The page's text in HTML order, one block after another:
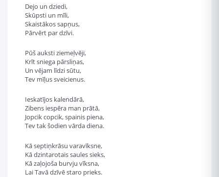
Dejo un dziedi,
Skūpsti un mīli,
Skaistākos sapņus,
Pārvērt par dzīvi.
Pūš auksti ziemeļvēji,
Krīt sniega pārsliņas,
Un vējam līdzi sūtu,
Tev mīļus sveicienus.
Ieskatījos kalendārā,
Zibens iespēra man prātā,
Jopcik copcik, spainis piena,
Tev tak šodien vārda diena.
Kā septiņkrāsu varavīksne,
Kā dzintarotais saules sieks,
Kā zaļojoša burvju vīksna,
Lai Tavā dzīvē staro prieks.